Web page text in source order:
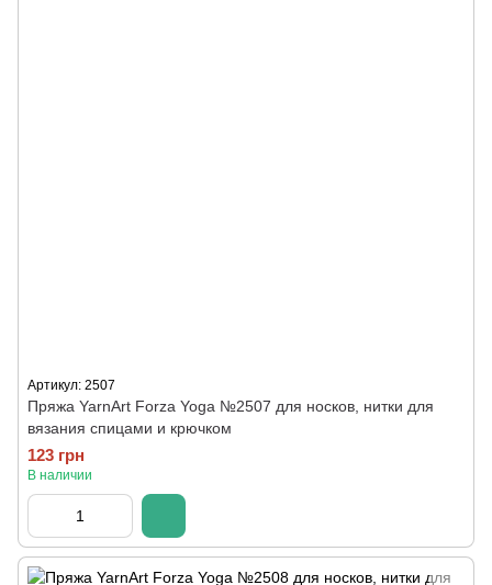
Артикул: 2507
Пряжа YarnArt Forza Yoga №2507 для носков, нитки для
вязания спицами и крючком
123 грн
В наличии